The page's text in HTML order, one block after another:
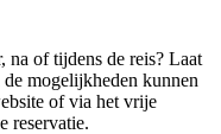
na of tijdens de reis? Laat
mogelijkheden kunnen
of via het vrije
reservatie.